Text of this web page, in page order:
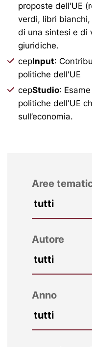
proposte dell'UE
verdi, libri
di una sintesi e di
giuridiche.
cepInput:
politiche dell'UE
cepStudio:
politiche dell'UE
sull’economia.
Aree
Autore
Anno